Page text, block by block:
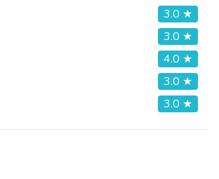
3.0 ★
3.0 ★
4.0 ★
3.0 ★
3.0 ★